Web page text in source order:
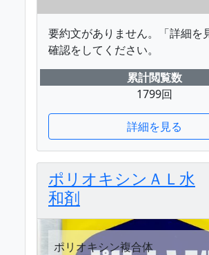
要約文がありません。「詳細を
確認をしてください。
累計閲覧数
1799回
詳細を見る
ポリオキシンＡＬ水
和剤
ポリオキシン複合体